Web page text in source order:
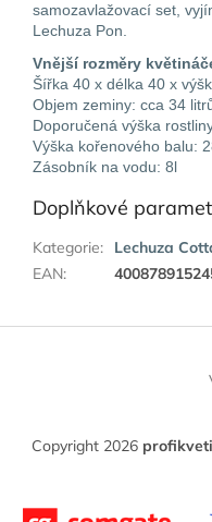
samozavlažovací set,
Lechuza Pon.
Vnější rozměry
Šířka 40 x délka 40 x
Objem zeminy: cca 34
Doporučená výška
Výška kořenového balu:
Zásobník na vodu: 8l
Doplňkové
Kategorie:
Lechuza
EAN:
Z
Copyright 2026